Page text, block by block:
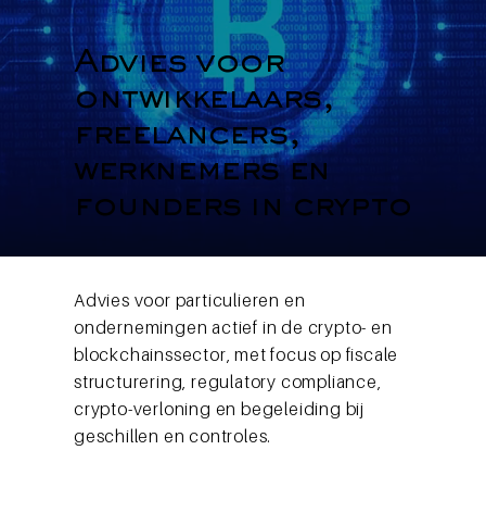
Advies voor
ontwikkelaars,
freelancers,
werknemers en
founders in crypto
Advies voor particulieren en
ondernemingen actief in de crypto- en
blockchainssector, met focus op fiscale
structurering, regulatory compliance,
crypto-verloning en begeleiding bij
geschillen en controles.